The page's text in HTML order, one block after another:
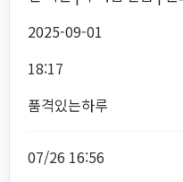
2025-09-01
18:17
품격있는하루
07/26 16:56